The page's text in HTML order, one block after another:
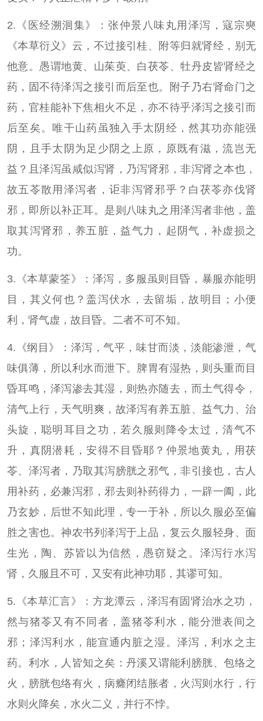
2.《医经溯洄集》：张仲景八味丸用泽泻，寇宗奭
《本草衍义》云，不过接引桂、附等归就肾经，别无
他意。愚谓地黄、山茱萸、白茯苓、牡丹皮皆肾经之
药，固不待泽泻之接引而后至也。附子乃右肾命门之
药，官桂能补下焦相火不足，亦不待乎泽泻之接引而
后至矣。唯干山药虽独入手太阴经，然其功亦能强
阴，且手太阴为足少阴之上原，原既有滋，流岂无
益？且泽泻虽咸似泻肾，乃泻肾邪，非泻肾之本也，
故五苓散用泽泻者，讵非泻肾邪乎？白茯苓亦伐肾
邪，即所以补正耳。是则八味丸之用泽泻者非他，盖
取其泻肾邪，养五脏，益气力，起阴气，补虚损之
功。
3.《本草蒙筌》：泽泻，多服虽则目昏，暴服亦能明
目，其义何也？盖泻伏水，去留垢，故明目；小便
利，肾气虚，故目昏。二者不可不知。
4.《纲目》：泽泻，气平，味甘而淡，淡能渗泄，气
味俱薄，所以利水而泄下。脾胃有湿热，则头重而目
昏耳鸣，泽泻渗去其湿，则热亦随去，而土气得令，
清气上行，天气明爽，故泽泻有养五脏、益气力、治
头旋，聪明耳目之功，若久服则降令太过，清气不
升，真阴潜耗，安得不目昏耶？仲景地黄丸，用茯
苓、泽泻者，乃取其泻膀胱之邪气，非引接也，古人
用补药，必兼泻邪，邪去则补药得力，一辟一阖，此
乃玄妙，后世不知此理，专一于补，所以久服必至偏
胜之害也。神农书列泽泻于上品，复云久服轻身、面
生光，陶、苏皆以为信然，愚窃疑之。泽泻行水泻
肾，久服且不可，又安有此神功耶，其谬可知。
5.《本草汇言》：方龙潭云，泽泻有固肾治水之功，
然与猪苓又有不同者，盖猪苓利水，能分泄表间之
邪；泽泻利水，能宣通内脏之湿。泽泻，利水之主
药。利水，人皆知之矣：丹溪又谓能利膀胱、包络之
火，膀胱包络有火，病癃闭结胀者，火泻则水行，行
水则火降矣，水火二义，并行不悖。